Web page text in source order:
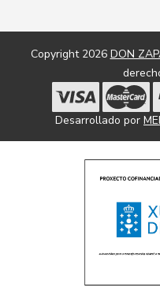
Copyright 2026 DON
Desarrollado por